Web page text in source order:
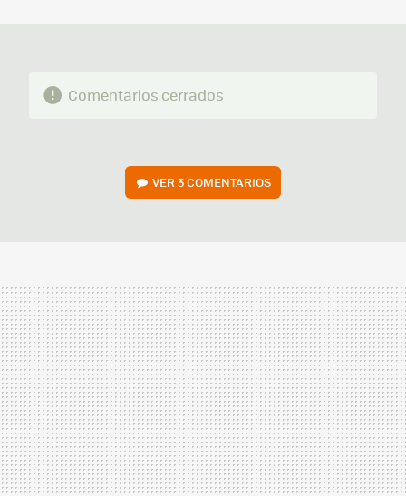
Comentarios cerrados
VER3 COMENTARIOS